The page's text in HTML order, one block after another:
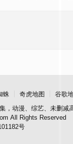
蛛 奇虎地图 谷歌
，动漫、综艺、未删减
All Rights Reserved
号